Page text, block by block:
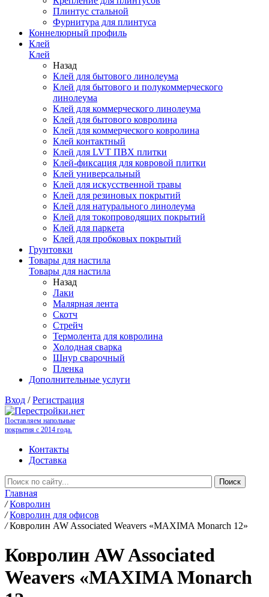
Плинтус стальной
Фурнитура для плинтуса
Коннелюрный профиль
Клей
Клей
Назад
Клей для бытового линолеума
Клей для бытового и полукоммерческого
линолеума
Клей для коммерческого линолеума
Клей для бытового ковролина
Клей для коммерческого ковролина
Клей контактный
Клей для LVT ПВХ плитки
Клей-фиксация для ковровой плитки
Клей универсальный
Клей для искусственной травы
Клей для резиновых покрытий
Клей для натурального линолеума
Клей для токопроводящих покрытий
Клей для паркета
Клей для пробковых покрытий
Грунтовки
Товары для настила
Товары для настила
Назад
Лаки
Малярная лента
Скотч
Стрейч
Термолента для ковролина
Холодная сварка
Шнур сварочный
Пленка
Дополнительные услуги
Вход /Регистрация
Поставляем напольные
покрытия с 2014 года.
Контакты
Доставка
Главная
/ Ковролин
/ Ковролин для офисов
/ Ковролин AW Associated Weavers «MAXIMA Monarch 12»
Ковролин AW Associated
Weavers «MAXIMA Monarch